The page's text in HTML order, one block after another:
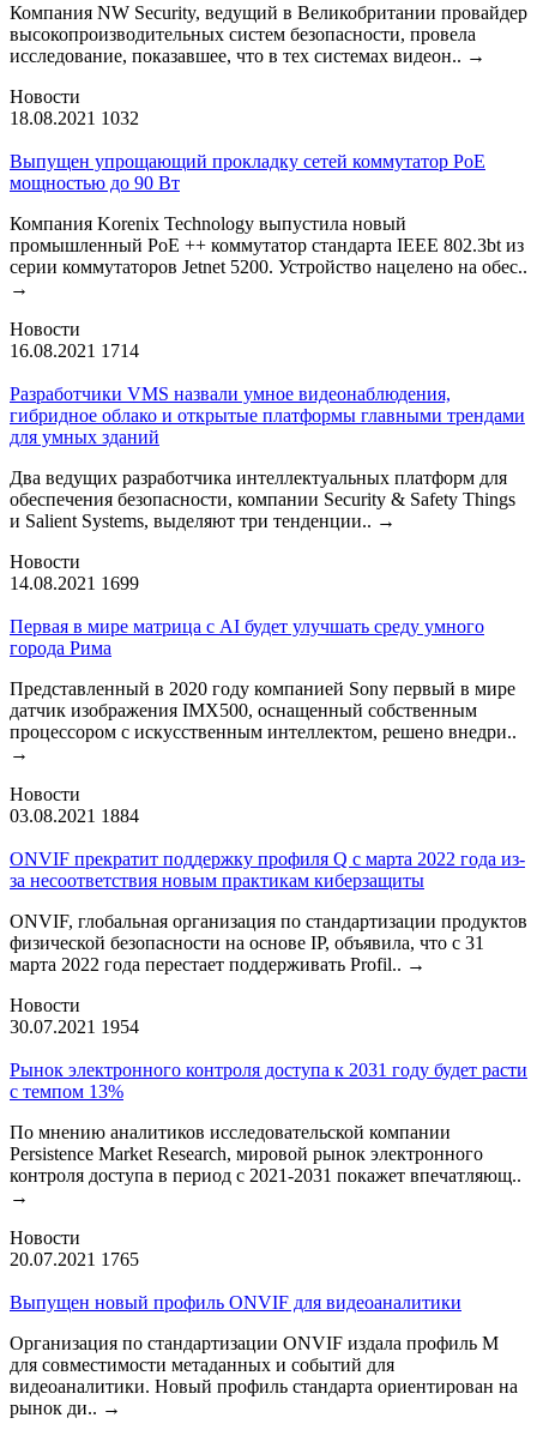
Компания NW Security, ведущий в Великобритании провайдер
высокопроизводительных систем безопасности, провела
исследование, показавшее, что в тех системах видеон.. →
Новости
18.08.2021 1032
Выпущен упрощающий прокладку сетей коммутатор PoE
мощностью до 90 Вт
Компания Korenix Technology выпустила новый
промышленный PoE ++ коммутатор стандарта IEEE 802.3bt из
серии коммутаторов Jetnet 5200. Устройство нацелено на обес..
→
Новости
16.08.2021 1714
Разработчики VMS назвали умное видеонаблюдения,
гибридное облако и открытые платформы главными трендами
для умных зданий
Два ведущих разработчика интеллектуальных платформ для
обеспечения безопасности, компании Security & Safety Things
и Salient Systems, выделяют три тенденции.. →
Новости
14.08.2021 1699
Первая в мире матрица с AI будет улучшать среду умного
города Рима
Представленный в 2020 году компанией Sony первый в мире
датчик изображения IMX500, оснащенный собственным
процессором с искусственным интеллектом, решено внедри..
→
Новости
03.08.2021 1884
ONVIF прекратит поддержку профиля Q с марта 2022 года из-
за несоответствия новым практикам киберзащиты
ONVIF, глобальная организация по стандартизации продуктов
физической безопасности на основе IP, объявила, что с 31
марта 2022 года перестает поддерживать Profil.. →
Новости
30.07.2021 1954
Рынок электронного контроля доступа к 2031 году будет расти
с темпом 13%
По мнению аналитиков исследовательской компании
Persistence Market Research, мировой рынок электронного
контроля доступа в период с 2021-2031 покажет впечатляющ..
→
Новости
20.07.2021 1765
Выпущен новый профиль ONVIF для видеоаналитики
Организация по стандартизации ONVIF издала профиль М
для совместимости метаданных и событий для
видеоаналитики. Новый профиль стандарта ориентирован на
рынок ди.. →